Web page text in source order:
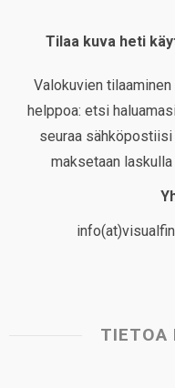
Tilaa kuva heti
Valokuvien
helppoa: etsi
seuraa
maksetaan
TIETOA